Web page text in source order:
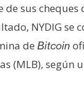
sus cheques
NYDIG se
de Bitcoin
(MLB), según